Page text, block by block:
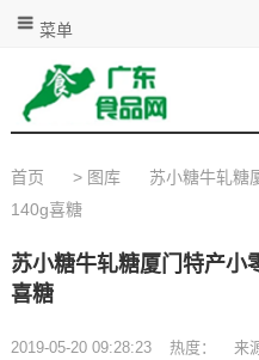
菜单
首页 > 图库
苏小糖牛轧糖
140g喜糖
苏小糖牛轧糖厦门特产小
喜糖
2019-05-20 09:28:23 热度： 来